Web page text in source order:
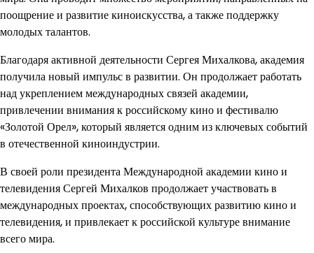
поощрение и развитие киноискусства, а также поддержку
молодых талантов.
Благодаря активной деятельности Сергея Михалкова, академия
получила новый импульс в развитии. Он продолжает работать
над укреплением международных связей академии,
привлечении внимания к российскому кино и фестивалю
«Золотой Орел», который является одним из ключевых событий
в отечественной киноиндустрии.
В своей роли президента Международной академии кино и
телевидения Сергей Михалков продолжает участвовать в
международных проектах, способствующих развитию кино и
телевидения, и привлекает к российской культуре внимание
всего мира.